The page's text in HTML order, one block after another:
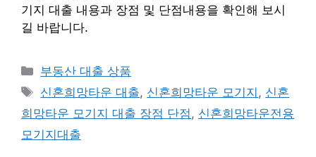
기지 대출 내용과 장점 및 단점내용을 확인해 보시
길 바랍니다.
Categories
부동산 대출 상품
Tags
신혼희망타운 대출, 신혼희망타운 모기지 , 신혼
희망타운 모기지 대출 장점 단점 , 신혼희망타운전용
모기지대출